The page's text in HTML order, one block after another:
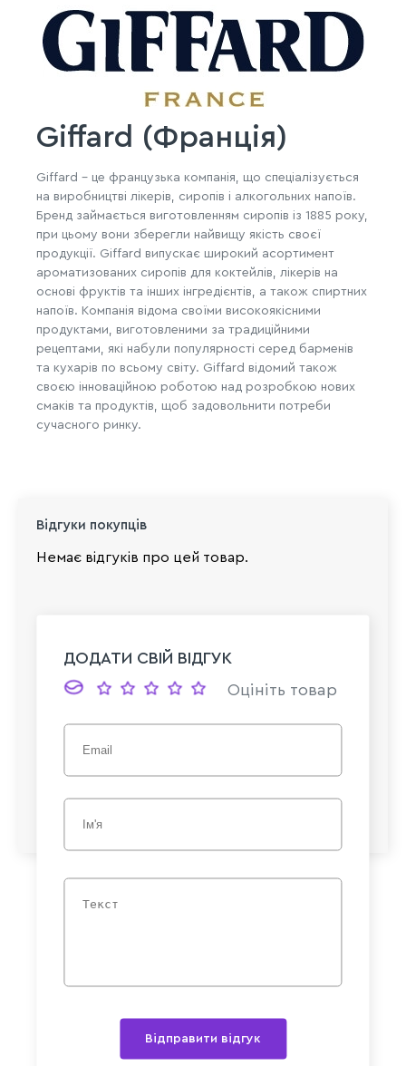
Giffard (Франція)
Giffard - це французька компанія, що спеціалізується
на виробництві лікерів, сиропів і алкогольних напоїв.
Бренд займається виготовленням сиропів із 1885 року,
при цьому вони зберегли найвищу якість своєї
продукції. Giffard випускає широкий асортимент
ароматизованих сиропів для коктейлів, лікерів на
основі фруктів та інших інгредієнтів, а також спиртних
напоїв. Компанія відома своїми високоякісними
продуктами, виготовленими за традиційними
рецептами, які набули популярності серед барменів
та кухарів по всьому світу. Giffard відомий також
своєю інноваційною роботою над розробкою нових
смаків та продуктів, щоб задовольнити потреби
сучасного ринку.
Відгуки покупців
Немає відгуків про цей товар.
ДОДАТИ СВІЙ ВІДГУК
Оцініть товар
Відправити відгук